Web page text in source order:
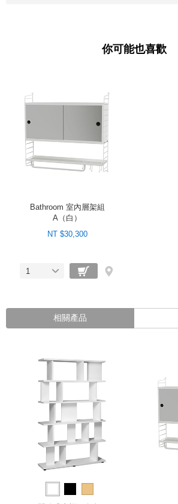
你可能也喜歡
Bathroom 室內層架組
A（白）
NT $30,300
1
相關產品